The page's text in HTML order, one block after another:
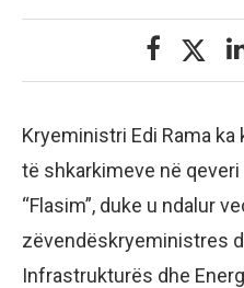
Kryeministri Edi Rama
të shkarkimeve në
“Flasim”, duke u ndalur
zëvendëskryeministres
Infrastrukturës dhe